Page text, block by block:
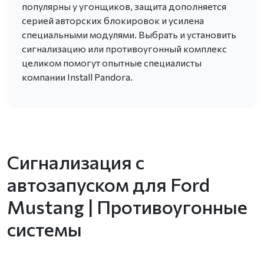
популярны у угонщиков, защита дополняется
серией авторских блокировок и усилена
специальными модулями. Выбрать и установить
сигнализацию или противоугонный комплекс
целиком помогут опытные специалисты
компании Install Pandora.
Сигнализация с
автозапуском для Ford
Mustang | Противоугонные
системы